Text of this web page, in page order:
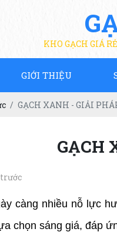
KHO GẠCH GIÁ
GIỚI THIỆU
GẠCH XANH - GIẢI
GẠCH
càng nhiều nỗ lực
chọn sáng giá, đáp